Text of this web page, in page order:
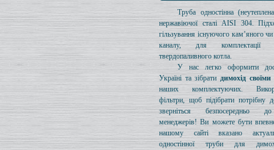
Труба одностінна
нержавіючої сталі AISI 304.
гільзування існуючого кам’яного
каналу, для комплектації
твердопаливного котла.
У нас легко оформити
Україні та зібрати димохід
наших комплектуючих.
фільтри, щоб підібрати потрібну
зверніться безпосередньо
менеджерів! Ви можете бути
нашому сайті вказано
одностінної труби для